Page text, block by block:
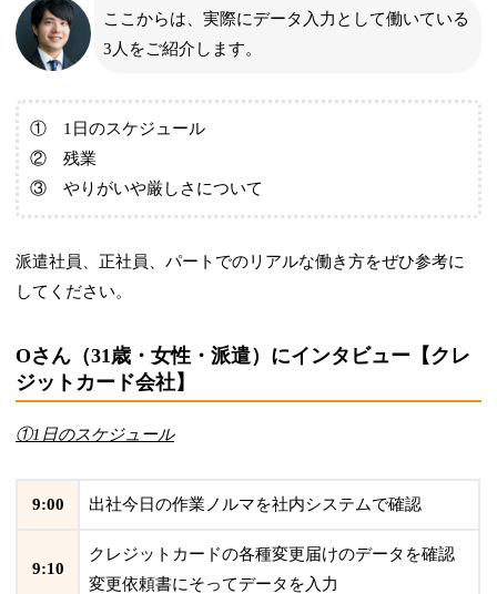
ここからは、実際にデータ入力として働いている
3人をご紹介します。
① 1日のスケジュール
② 残業
③ やりがいや厳しさについて
派遣社員、正社員、パートでのリアルな働き方をぜひ参考に
してください。
Oさん（31歳・女性・派遣）にインタビュー【クレ
ジットカード会社】
①1日のスケジュール
9:00 出社今日の作業ノルマを社内システムで確認
9:10
クレジットカードの各種変更届けのデータを確認
変更依頼書にそってデータを入力